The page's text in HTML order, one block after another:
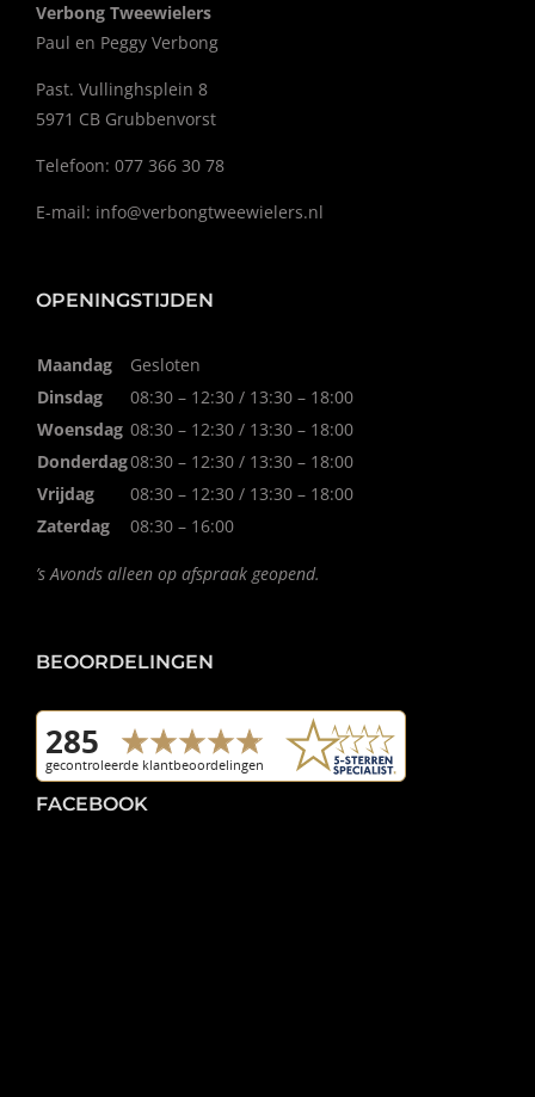
Verbong Tweewielers
Paul en Peggy Verbong
Past. Vullinghsplein 8
5971 CB Grubbenvorst
Telefoon: 077 366 30 78
E-mail: info@verbongtweewielers.nl
OPENINGSTIJDEN
Maandag
Gesloten
Dinsdag
08:30 – 12:30 / 13:30 – 18:00
Woensdag 08:30 – 12:30 / 13:30 – 18:00
Donderdag08:30 – 12:30 / 13:30 – 18:00
Vrijdag
08:30 – 12:30 / 13:30 – 18:00
Zaterdag
08:30 – 16:00
’s Avonds alleen op afspraak geopend.
BEOORDELINGEN
FACEBOOK